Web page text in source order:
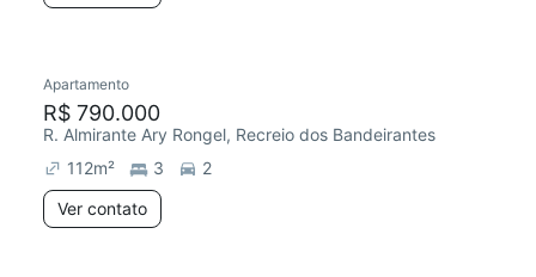
Apartamento
R$ 790.000
R. Almirante Ary Rongel, Recreio dos Bandeirantes
112m² 3
2
Ver contato